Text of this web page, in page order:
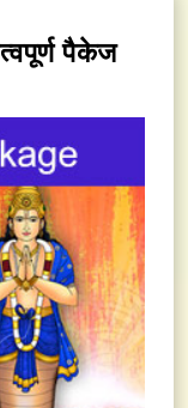
पैकेज